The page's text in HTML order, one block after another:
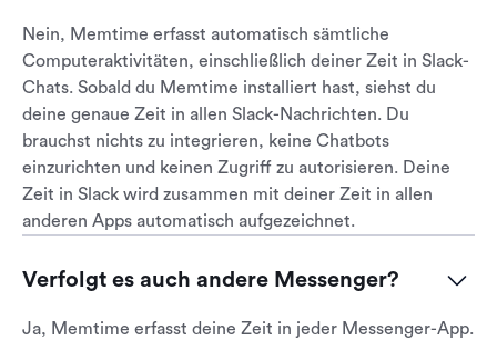
Nein, Memtime erfasst automatisch sämtliche
Computeraktivitäten, einschließlich deiner Zeit in Slack-
Chats. Sobald du Memtime installiert hast, siehst du
deine genaue Zeit in allen Slack-Nachrichten. Du
brauchst nichts zu integrieren, keine Chatbots
einzurichten und keinen Zugriff zu autorisieren. Deine
Zeit in Slack wird zusammen mit deiner Zeit in allen
anderen Apps automatisch aufgezeichnet.
Verfolgt es auch andere Messenger?
Ja, Memtime erfasst deine Zeit in jeder Messenger-App.